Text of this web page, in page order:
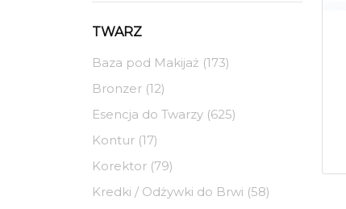
TWARZ
Baza pod Makijaż (173)
Bronzer (12)
Esencja do Twarzy (625)
Kontur (17)
Korektor (79)
Kredki / Odżywki do Brwi (58)